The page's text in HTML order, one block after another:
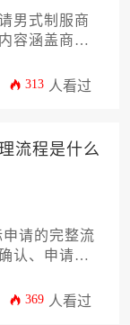
男式制服商
容涵盖商标
黎巴嫩商标
313 人看过
流程是什么
请的完整流
认、申请提
与风险规避
369 人看过